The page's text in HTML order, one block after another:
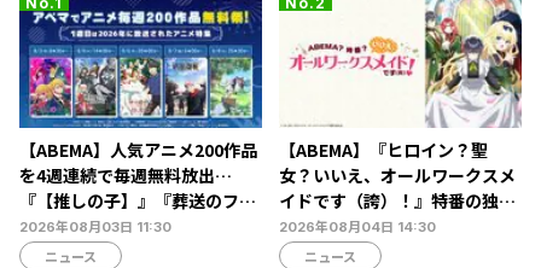
【ABEMA】人気アニメ200作品
を4週連続で毎週無料放出…
『【推しの子】』『葬送のフリ
ーレン』『呪術廻戦』など今年
の話題作を一挙放送
2026年08月03日 11:30
ニュース
【ABEMA】『ヒロイン？聖
女？いいえ、オールワークスメ
イドです（誇）！』特番の独占
無料生放送決定…宮本侑芽、大
久保瑠美、小野友樹らが出演
2026年08月04日 14:30
ニュース